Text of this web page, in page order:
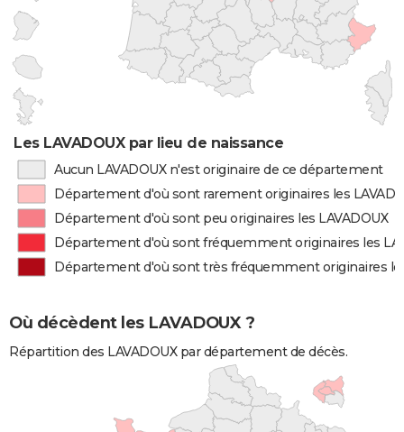
Les LAVADOUX par lieu de naissance
Aucun LAVADOUX n'est originaire de ce département
Département d'où sont rarement originaires les
Département d'où sont peu originaires les LAVADOUX
Département d'où sont fréquemment originaires les
Département d'où sont très fréquemment originaires
Où décèdent les LAVADOUX ?
Répartition des LAVADOUX par département de décès.